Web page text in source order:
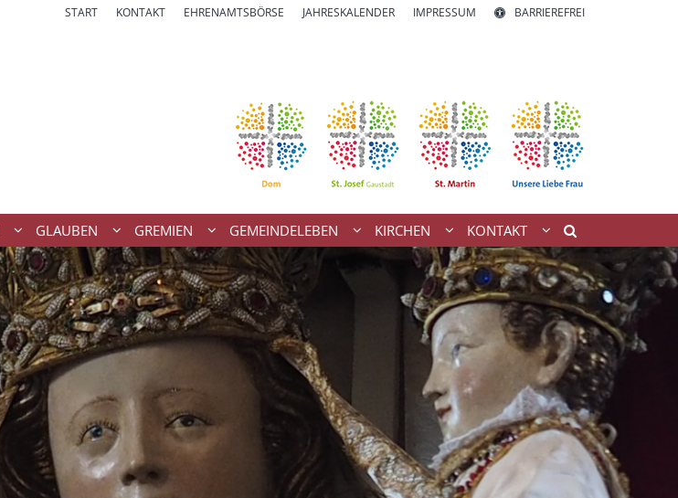
START KONTAKT EHRENAMTSBÖRSE JAHRESKALENDER IMPRESSUM BARRIEREFREI
GLAUBEN GREMIEN GEMEINDELEBEN KIRCHEN KONTAKT